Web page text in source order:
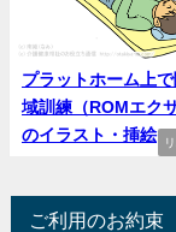
プラットホーム上
域訓練（ROMエク
のイラスト・挿絵
ご利用のお約束